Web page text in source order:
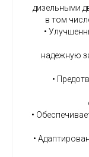
дизельными
в том
•
надежную
•
•
•